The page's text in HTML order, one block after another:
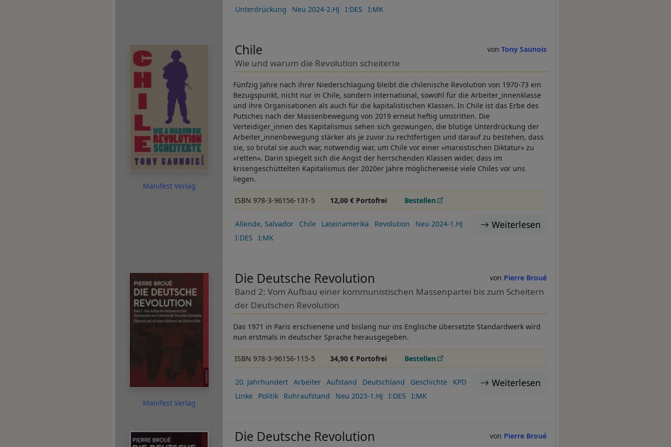
Unterdrückung
Neu 2024-2.HJ I:DES I:MK
Manifest Verlag
Tony Saunois
Chile
Wie und warum die Revolution scheiterte
Fünfzig Jahre nach ihrer Niederschlagung bleibt die chilenische Revolution von 1970-73 ein
Bezugspunkt, nicht nur in Chile, sondern international, sowohl für die Arbeiter_innenklasse
und ihre Organisationen als auch für die kapitalistischen Klassen. In Chile ist das Erbe des
Putsches nach der Massenbewegung von 2019 erneut heftig umstritten. Die
Verteidiger_innen des Kapitalismus sehen sich gezwungen, die blutige Unterdrückung der
Arbeiter_innenbewegung stärker als je zuvor zu rechtfertigen und darauf zu bestehen, dass
sie, so brutal sie auch war, notwendig war, um Chile vor einer »marxistischen Diktatur« zu
»retten«. Darin spiegelt sich die Angst der herrschenden Klassen wider, dass im
krisengeschüttelten Kapitalismus der 2020er Jahre möglicherweise viele Chiles vor uns
liegen.
ISBN 978-3-96156-131-5 12,00 € Portofrei Bestellen
Weiterlesen
Allende, Salvador Chile Lateinamerika Revolution
Neu 2024-1.HJ
I:DES
I:MK
Manifest Verlag
Pierre Broué
Die Deutsche Revolution
Band 2: Vom Aufbau einer kommunistischen Massenpartei bis zum Scheitern
der Deutschen Revolution
Das 1971 in Paris erschienene und bislang nur ins Englische übersetzte Standardwerk wird
nun erstmals in deutscher Sprache herausgegeben.
ISBN 978-3-96156-115-5 34,90 € Portofrei Bestellen
Weiterlesen
20. Jahrhundert Arbeiter Aufstand Deutschland Geschichte
KPD
Linke
Politik Ruhraufstand Neu 2023-1.HJ I:DES I:MK
Pierre Broué
Die Deutsche Revolution